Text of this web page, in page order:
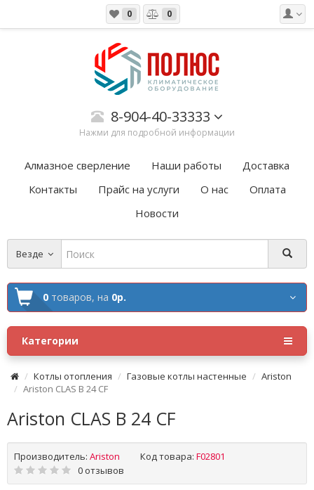
0 0
8-904-40-33333
Нажми для подробной информации
Алмазное сверление Наши работы
Доставка
Контакты
Прайс на услуги О нас
Оплата
Новости
Везде
0 товаров, на 0р.
Категории
Котлы отопления Газовые котлы настенные
Ariston
Ariston CLAS B 24 CF
Ariston CLAS B 24 CF
Производитель: Ariston Код товара: F02801
0 отзывов